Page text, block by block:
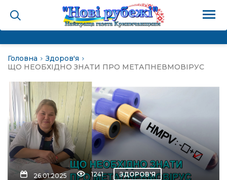
громада
Головна
Здоров'я
ЩО НЕОБХІДНО ЗНАТИ ПРО МЕТАПНЕВМОВІРУС
26.01.2025 1241 ЗДОРОВ'Я